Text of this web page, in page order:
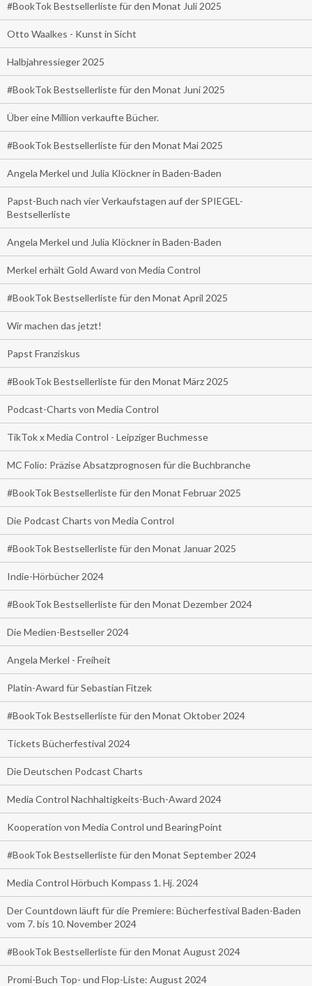
#BookTok Bestsellerliste für den Monat Juli 2025
Otto Waalkes - Kunst in Sicht
Halbjahressieger 2025
#BookTok Bestsellerliste für den Monat Juni 2025
Über eine Million verkaufte Bücher.
#BookTok Bestsellerliste für den Monat Mai 2025
Angela Merkel und Julia Klöckner in Baden-Baden
Papst-Buch nach vier Verkaufstagen auf der SPIEGEL-
Bestsellerliste
Angela Merkel und Julia Klöckner in Baden-Baden
Merkel erhält Gold Award von Media Control
#BookTok Bestsellerliste für den Monat April 2025
Wir machen das jetzt!
Papst Franziskus
#BookTok Bestsellerliste für den Monat März 2025
Podcast-Charts von Media Control
TikTok x Media Control - Leipziger Buchmesse
MC Folio: Präzise Absatzprognosen für die Buchbranche
#BookTok Bestsellerliste für den Monat Februar 2025
Die Podcast Charts von Media Control
#BookTok Bestsellerliste für den Monat Januar 2025
Indie-Hörbücher 2024
#BookTok Bestsellerliste für den Monat Dezember 2024
Die Medien-Bestseller 2024
Angela Merkel - Freiheit
Platin-Award für Sebastian Fitzek
#BookTok Bestsellerliste für den Monat Oktober 2024
Tickets Bücherfestival 2024
Die Deutschen Podcast Charts
Media Control Nachhaltigkeits-Buch-Award 2024
Kooperation von Media Control und BearingPoint
#BookTok Bestsellerliste für den Monat September 2024
Media Control Hörbuch Kompass 1. Hj. 2024
Der Countdown läuft für die Premiere: Bücherfestival Baden-Baden
vom 7. bis 10. November 2024
#BookTok Bestsellerliste für den Monat August 2024
Promi-Buch Top- und Flop-Liste: August 2024